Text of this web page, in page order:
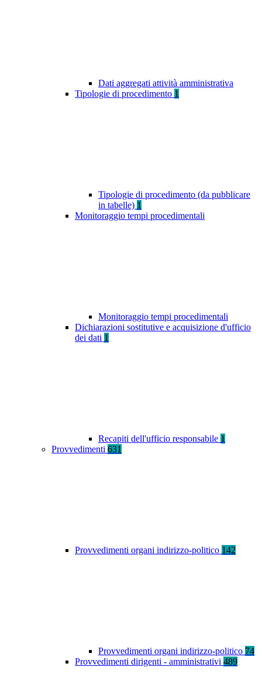
Dati aggregati attività amministrativa
Tipologie di procedimento 1
Tipologie di procedimento (da pubblicare
in tabelle) 1
Monitoraggio tempi procedimentali
Monitoraggio tempi procedimentali
Dichiarazioni sostitutive e acquisizione d'ufficio
dei dati 1
Recapiti dell'ufficio responsabile 1
Provvedimenti 631
Provvedimenti organi indirizzo-politico 142
Provvedimenti organi indirizzo-politico 74
Provvedimenti dirigenti - amministrativi 489